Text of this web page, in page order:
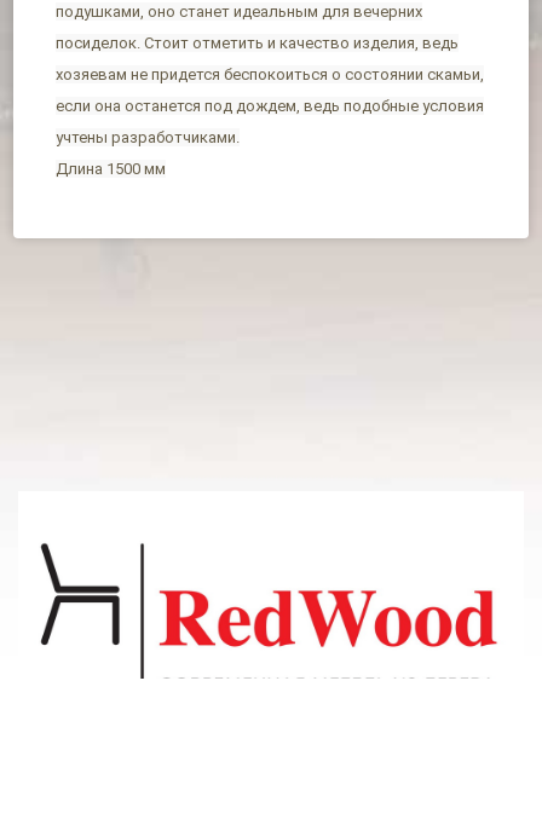
подушками, оно станет идеальным для вечерних
посиделок. Стоит отметить и качество изделия, ведь
хозяевам не придется беспокоиться о состоянии скамьи,
если она останется под дождем, ведь подобные условия
учтены разработчиками.
Длина 1500 мм